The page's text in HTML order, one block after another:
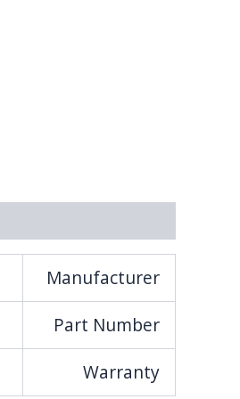
Manufacturer
Part Number
Warranty